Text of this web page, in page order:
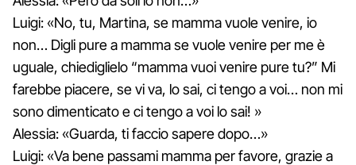
Luigi: «No, tu, Martina, se mamma vuole venire, io
non… Digli pure a mamma se vuole venire per me è
uguale, chiediglielo “mamma vuoi venire pure tu?” Mi
farebbe piacere, se vi va, lo sai, ci tengo a voi… non mi
sono dimenticato e ci tengo a voi lo sai! »
Alessia: «Guarda, ti faccio sapere dopo…»
Luigi: «Va bene passami mamma per favore, grazie a